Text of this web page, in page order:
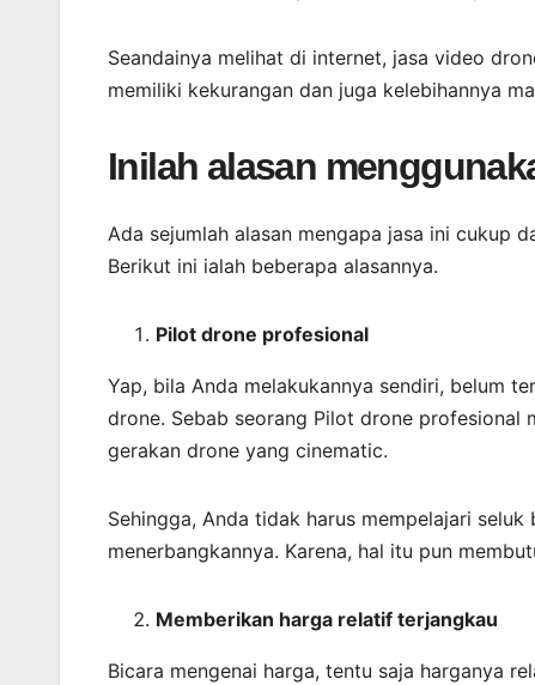
Seandainya melihat di internet, jasa video
memiliki kekurangan dan juga kelebihannya
Inilah alasan
Ada sejumlah alasan mengapa jasa ini cukup
Berikut ini ialah beberapa alasannya.
Pilot drone profesional
Yap, bila Anda melakukannya sendiri, belum
drone. Sebab seorang Pilot drone profesional
gerakan drone yang cinematic.
Sehingga, Anda tidak harus mempelajari
menerbangkannya. Karena, hal itu pun
Memberikan harga relatif terjangkau
Bicara mengenai harga, tentu saja harganya